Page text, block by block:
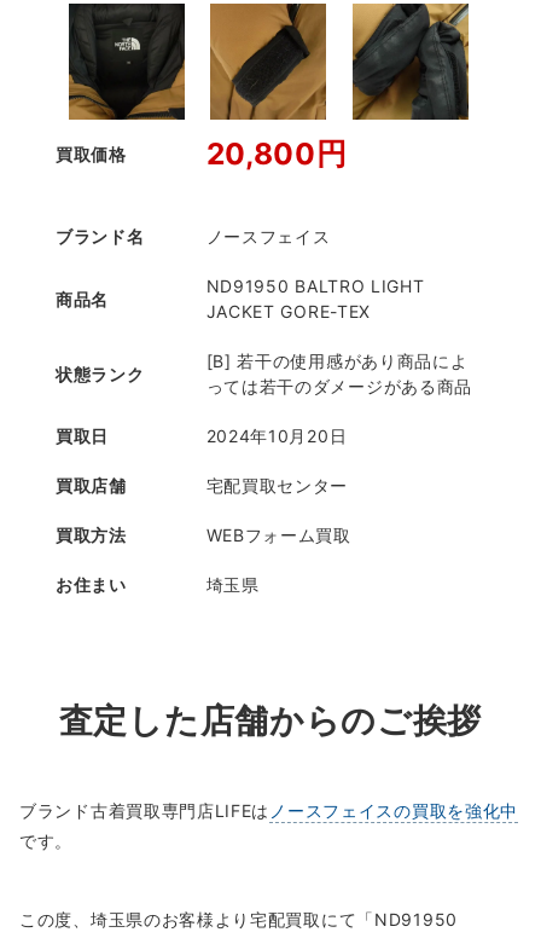
買取価格 20,800円
ブランド名 ノースフェイス
商品名
ND91950 BALTRO LIGHT
JACKET GORE-TEX
状態ランク
[B] 若干の使用感があり商品によ
っては若干のダメージがある商品
買取日 2024年10月20日
買取店舗 宅配買取センター
買取方法 WEBフォーム買取
お住まい 埼玉県
査定した店舗からのご挨拶
ブランド古着買取専門店LIFEは ノースフェイスの買取を強化中
です。
この度、埼玉県のお客様より宅配買取にて「ND91950